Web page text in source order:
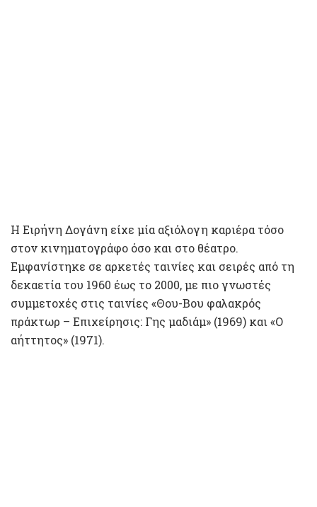
Η Ειρήνη Δογάνη είχε μία αξιόλογη καριέρα τόσο
στον κινηματογράφο όσο και στο θέατρο.
Εμφανίστηκε σε αρκετές ταινίες και σειρές από τη
δεκαετία του 1960 έως το 2000, με πιο γνωστές
συμμετοχές στις ταινίες «Θου-Βου φαλακρός
πράκτωρ – Επιχείρησις: Γης μαδιάμ» (1969) και «Ο
αήττητος» (1971).